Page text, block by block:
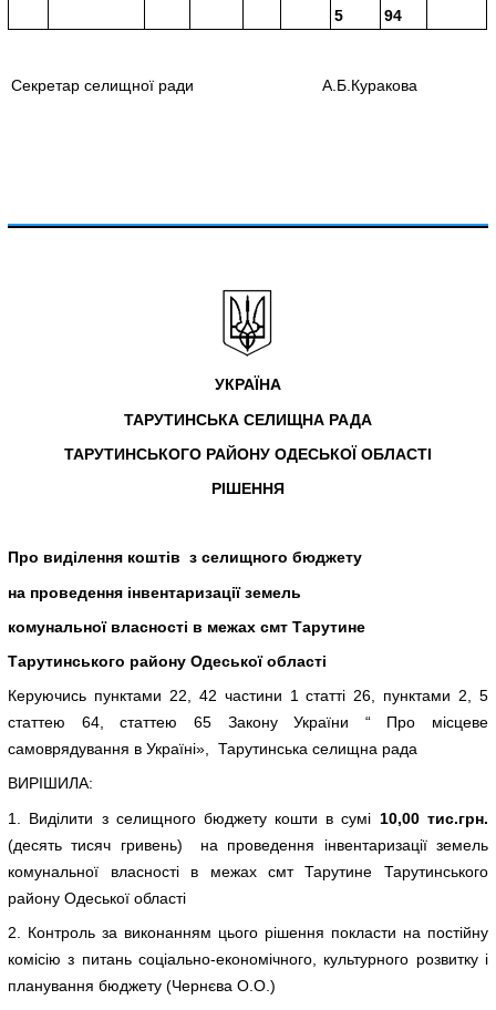
5 94
Секретар селищної ради А.Б.Куракова
УКРАЇНА
ТАРУТИНСЬКА СЕЛИЩНА РАДА
ТАРУТИНСЬКОГО РАЙОНУ ОДЕСЬКОЇ ОБЛАСТІ
РІШЕННЯ
Про виділення коштів з селищного бюджету
на проведення інвентаризації земель
комунальної власності в межах смт Тарутине
Тарутинського району Одеської області
Керуючись пунктами 22, 42 частини 1 статті 26, пунктами 2, 5
статтею 64, статтею 65 Закону України “ Про місцеве
самоврядування в Україні», Тарутинська селищна рада
ВИРІШИЛА:
1. Виділити з селищного бюджету кошти в сумі 10,00 тис.грн.
(десять тисяч гривень) на проведення інвентаризації земель
комунальної власності в межах смт Тарутине Тарутинського
району Одеської області
2. Контроль за виконанням цього рішення покласти на постійну
комісію з питань соціально-економічного, культурного розвитку і
планування бюджету (Чернєва О.О.)